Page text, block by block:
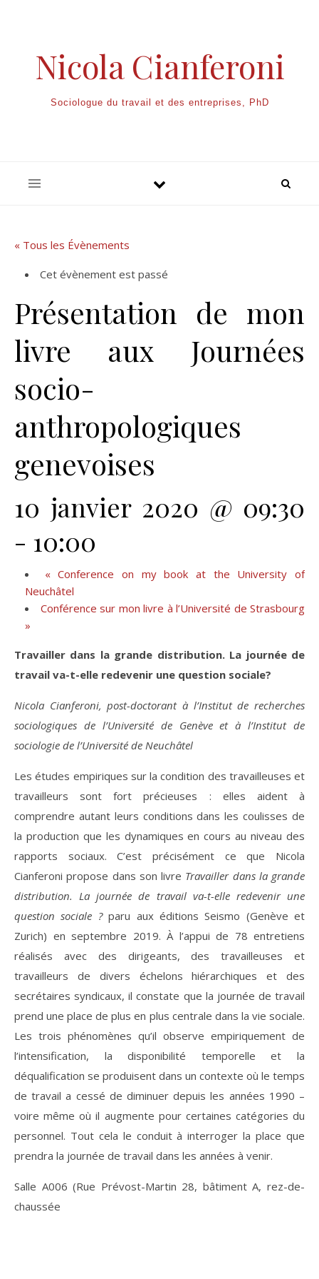
Nicola Cianferoni
Sociologue du travail et des entreprises, PhD
« Tous les Évènements
Cet évènement est passé
Présentation de mon
livre aux Journées
socio-
anthropologiques
genevoises
10 janvier 2020 @ 09:30
- 10:00
«Conference on my book at the University of
Neuchâtel
Conférence sur mon livre à l’Université de Strasbourg
»
Travailler dans la grande distribution. La journée de
travail va-t-elle redevenir une question sociale?
Nicola Cianferoni, post-doctorant à l’Institut de recherches
sociologiques de l’Université de Genève et à l’Institut de
sociologie de l’Université de Neuchâtel
Les études empiriques sur la condition des travailleuses et
travailleurs sont fort précieuses : elles aident à
comprendre autant leurs conditions dans les coulisses de
la production que les dynamiques en cours au niveau des
rapports sociaux. C’est précisément ce que Nicola
Cianferoni propose dans son livre Travailler dans la grande
distribution. La journée de travail va-t-elle redevenir une
question sociale ?paru aux éditions Seismo (Genève et
Zurich) en septembre 2019. À l’appui de 78 entretiens
réalisés avec des dirigeants, des travailleuses et
travailleurs de divers échelons hiérarchiques et des
secrétaires syndicaux, il constate que la journée de travail
prend une place de plus en plus centrale dans la vie sociale.
Les trois phénomènes qu’il observe empiriquement de
l’intensification, la disponibilité temporelle et la
déqualification se produisent dans un contexte où le temps
de travail a cessé de diminuer depuis les années 1990 –
voire même où il augmente pour certaines catégories du
personnel. Tout cela le conduit à interroger la place que
prendra la journée de travail dans les années à venir.
Salle A006 (Rue Prévost-Martin 28, bâtiment A, rez-de-
chaussée